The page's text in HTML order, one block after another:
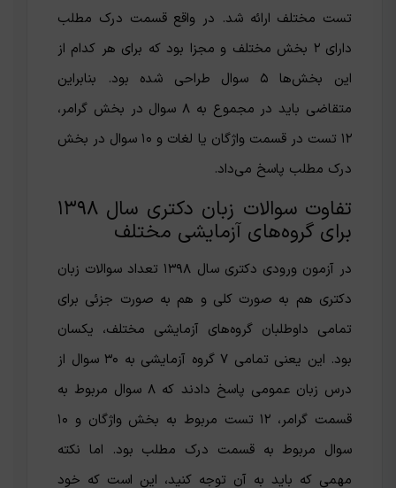
تست مختلف ارائه شد. در واقع قسمت درک مطلب
دارای ۲ بخش مختلف و مجزا بود که برای هر کدام از
این بخش‌ها ۵ سوال طراحی شده بود. بنابراین
متقاضی باید در مجموع به ۸ سوال در بخش گرامر،
۱۲ تست در قسمت واژگان یا لغات و ۱۰ سوال در بخش
درک مطلب پاسخ می‌داد.
تفاوت سوالات زبان دکتری سال ۱۳۹۸
برای گروه‌های آزمایشی مختلف
در آزمون ورودی دکتری سال ۱۳۹۸ تعداد سوالات زبان
دکتری هم به صورت کلی و هم به صورت جزئی برای
تمامی داوطلبان گروه‌های آزمایشی مختلف، یکسان
بود. این یعنی تمامی ۷ گروه آزمایشی به ۳۰ سوال از
درس زبان عمومی پاسخ دادند که ۸ سوال مربوط به
قسمت گرامر، ۱۲ تست مربوط به بخش واژگان و ۱۰
سوال مربوط به قسمت درک مطلب بود. اما نکته
مهمی که باید به آن توجه کنید، این است که خود